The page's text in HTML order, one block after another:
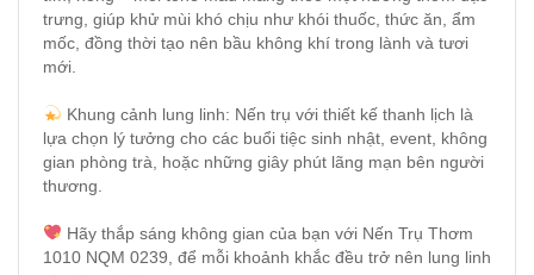
trưng, giúp khử mùi khó chịu như khói thuốc, thức ăn, ẩm
mốc, đồng thời tạo nên bầu không khí trong lành và tươi
mới.
Khung cảnh lung linh: Nến trụ với thiết kế thanh lịch là
lựa chọn lý tưởng cho các buổi tiệc sinh nhật, event, không
gian phòng trà, hoặc những giây phút lãng mạn bên người
thương.
Hãy thắp sáng không gian của bạn với Nến Trụ Thơm
1010 NQM 0239, để mỗi khoảnh khắc đều trở nên lung linh